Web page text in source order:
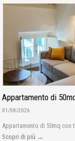
Appartamento di
01/08/2026
Appartamento di 50mq con
Scopri di più →